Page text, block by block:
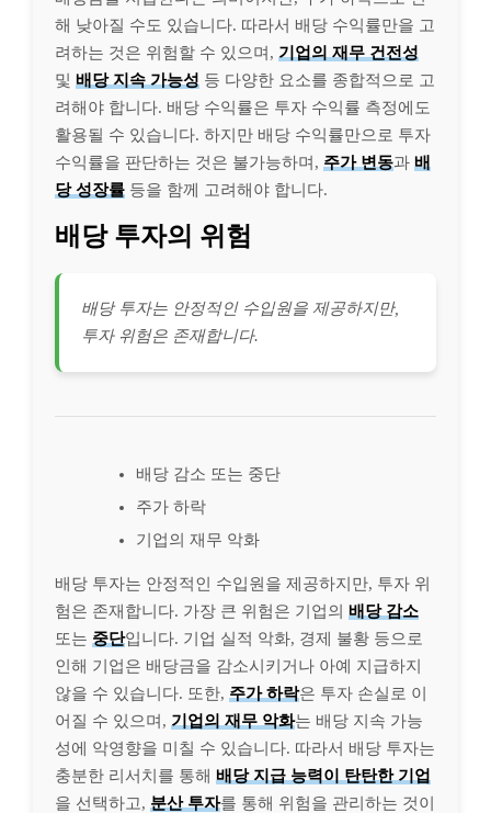
해 낮아질 수도 있습니다. 따라서 배당 수익률만을 고
려하는 것은 위험할 수 있으며, 기업의 재무 건전성
및 배당 지속 가능성 등 다양한 요소를 종합적으로 고
려해야 합니다. 배당 수익률은 투자 수익률 측정에도
활용될 수 있습니다. 하지만 배당 수익률만으로 투자
수익률을 판단하는 것은 불가능하며, 주가 변동과 배
당 성장률 등을 함께 고려해야 합니다.
배당 투자의 위험
배당 투자는 안정적인 수입원을 제공하지만,
투자 위험은 존재합니다.
배당 감소 또는 중단
주가 하락
기업의 재무 악화
배당 투자는 안정적인 수입원을 제공하지만, 투자 위
험은 존재합니다. 가장 큰 위험은 기업의 배당 감소
또는 중단입니다. 기업 실적 악화, 경제 불황 등으로
인해 기업은 배당금을 감소시키거나 아예 지급하지
않을 수 있습니다. 또한, 주가 하락은 투자 손실로 이
어질 수 있으며, 기업의 재무 악화는 배당 지속 가능
성에 악영향을 미칠 수 있습니다. 따라서 배당 투자는
충분한 리서치를 통해 배당 지급 능력이 탄탄한 기업
을 선택하고, 분산 투자를 통해 위험을 관리하는 것이